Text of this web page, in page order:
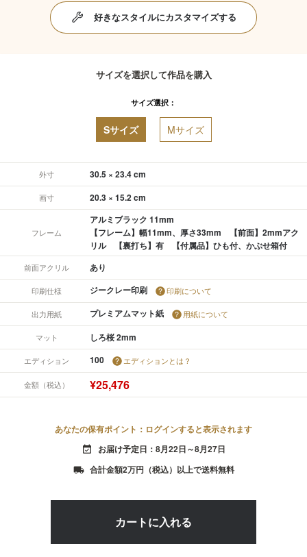
好きなスタイルにカスタマイズする
サイズを選択して作品を購入
サイズ選択：
Sサイズ Mサイズ
外寸 30.5 × 23.4 cm
画寸 20.3 × 15.2 cm
フレーム
アルミブラック 11mm
【フレーム】幅11mm、厚さ33mm 【前面】2mmアク
リル 【裏打ち】有 【付属品】ひも付、かぶせ箱付
前面アクリル あり
印刷仕様 ジークレー印刷 印刷について
出力用紙 プレミアムマット紙 用紙について
マット しろ桜 2mm
エディション 100 エディションとは？
金額（税込） ¥25,476
あなたの保有ポイント：ログインすると表示されます
event_available お届け予定日：8月22日～8月27日
local_shipping 合計金額2万円（税込）以上で送料無料